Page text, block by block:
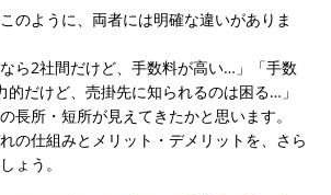
のように、両者には明確な違いがありま
なら2社間だけど、手数料が高い…」「手数
的だけど、売掛先に知られるのは困る…」
長所・短所が見えてきたかと思います。
の仕組みとメリット・デメリットを、さら
ょう。